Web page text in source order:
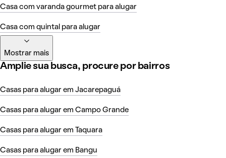
Casa com varanda gourmet para alugar
Casa com quintal para alugar
Mostrar mais
Amplie sua busca, procure por bairros
Casas para alugar em Jacarepaguá
Casas para alugar em Campo Grande
Casas para alugar em Taquara
Casas para alugar em Bangu